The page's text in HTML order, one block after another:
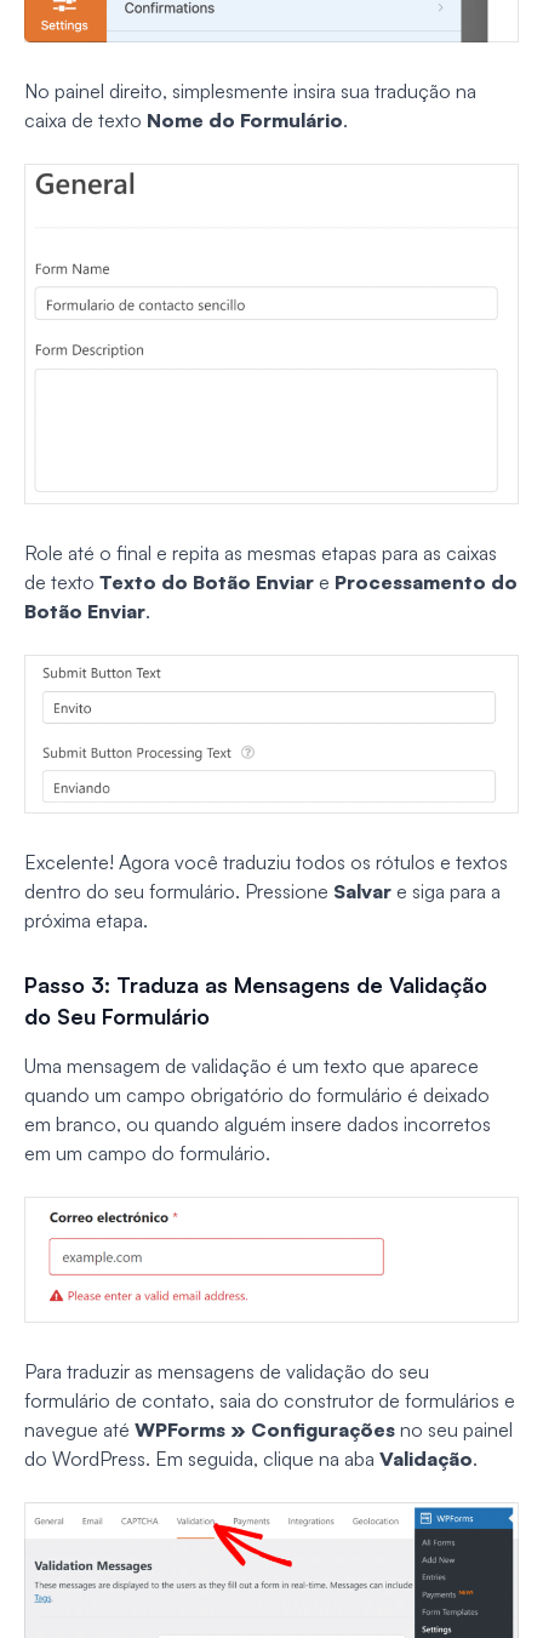
No painel direito, simplesmente insira sua tradução na
caixa de texto Nome do Formulário.
Role até o final e repita as mesmas etapas para as caixas
de texto Texto do Botão Enviar e Processamento do
Botão Enviar.
Excelente! Agora você traduziu todos os rótulos e textos
dentro do seu formulário. Pressione Salvar e siga para a
próxima etapa.
Passo 3: Traduza as Mensagens de Validação
do Seu Formulário
Uma mensagem de validação é um texto que aparece
quando um campo obrigatório do formulário é deixado
em branco, ou quando alguém insere dados incorretos
em um campo do formulário.
Para traduzir as mensagens de validação do seu
formulário de contato, saia do construtor de formulários e
navegue até WPForms » Configurações no seu painel
do WordPress. Em seguida, clique na aba Validação.